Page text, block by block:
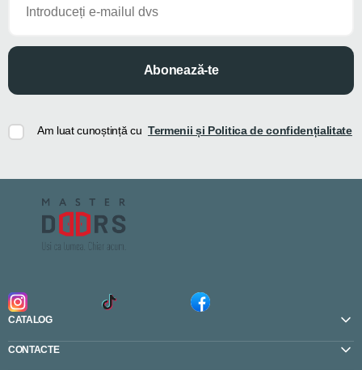
Abonează-te
Am luat cunoștință cu Termenii și Politica de confidențialitate
CATALOG
CONTACTE